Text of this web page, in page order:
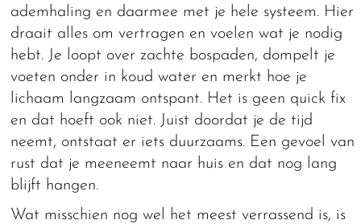
ademhaling en daarmee met je hele systeem. Hier
draait alles om vertragen en voelen wat je nodig
hebt. Je loopt over zachte bospaden, dompelt je
voeten onder in koud water en merkt hoe je
lichaam langzaam ontspant. Het is geen quick fix
en dat hoeft ook niet. Juist doordat je de tijd
neemt, ontstaat er iets duurzaams. Een gevoel van
rust dat je meeneemt naar huis en dat nog lang
blijft hangen.
Wat misschien nog wel het meest verrassend is, is